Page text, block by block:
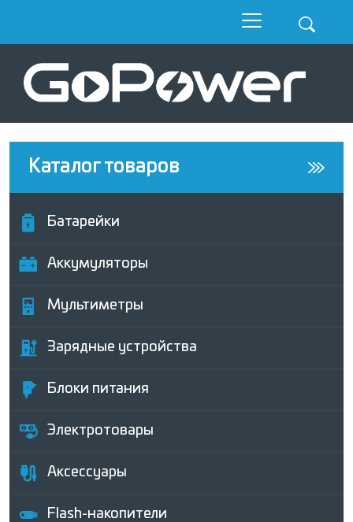
Каталог товаров
Батарейки
Аккумуляторы
Мультиметры
Зарядные устройства
Блоки питания
Электротовары
Аксессуары
Flash-накопители